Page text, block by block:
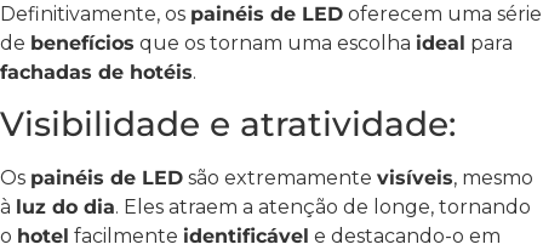
Definitivamente, os painéis de LED oferecem uma série
de benefícios que os tornam uma escolha ideal para
fachadas de hotéis.
Visibilidade e atratividade:
Os painéis de LED são extremamente visíveis, mesmo
à luz do dia. Eles atraem a atenção de longe, tornando
o hotel facilmente identificável e destacando-o em